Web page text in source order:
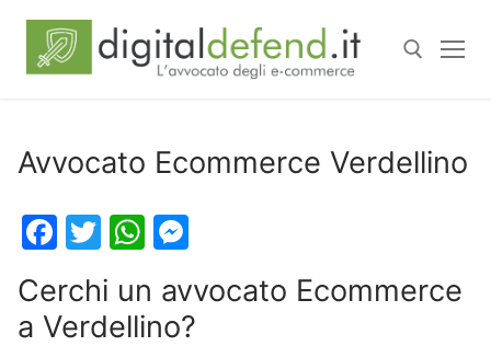
Avvocato Ecommerce Verdellino
Facebook
TwitterWhatsApp
Cerchi un avvocato Ecommerce
a Verdellino?